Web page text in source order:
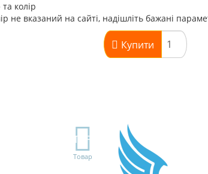
колір
не вказаний на сайті, надішліть бажані
Купити
TOP
Товар